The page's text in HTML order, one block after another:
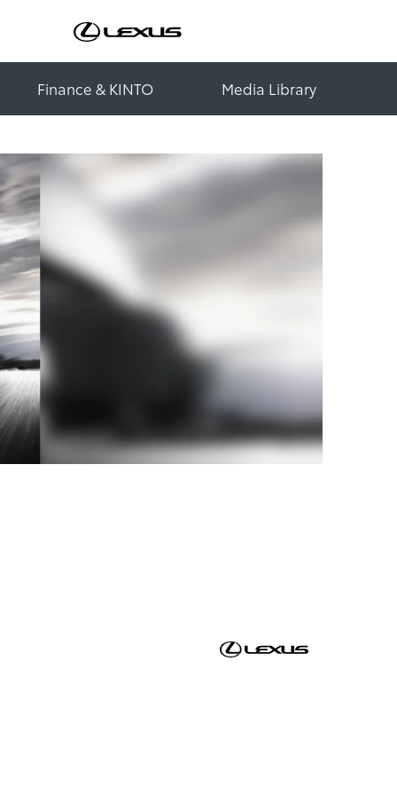
Finance & KINTO Media Library